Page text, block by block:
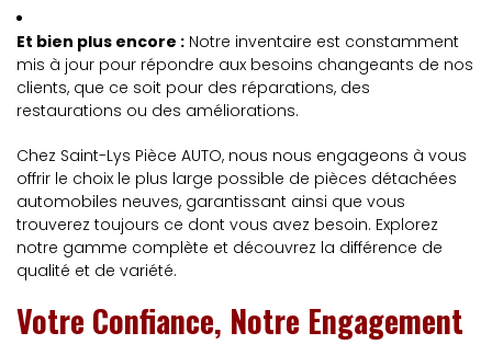
Et bien plus encore : Notre inventaire est constamment
mis à jour pour répondre aux besoins changeants de nos
clients, que ce soit pour des réparations, des
restaurations ou des améliorations.
Chez Saint-Lys Pièce AUTO, nous nous engageons à vous
offrir le choix le plus large possible de pièces détachées
automobiles neuves, garantissant ainsi que vous
trouverez toujours ce dont vous avez besoin. Explorez
notre gamme complète et découvrez la différence de
qualité et de variété.
Votre Confiance, Notre Engagement